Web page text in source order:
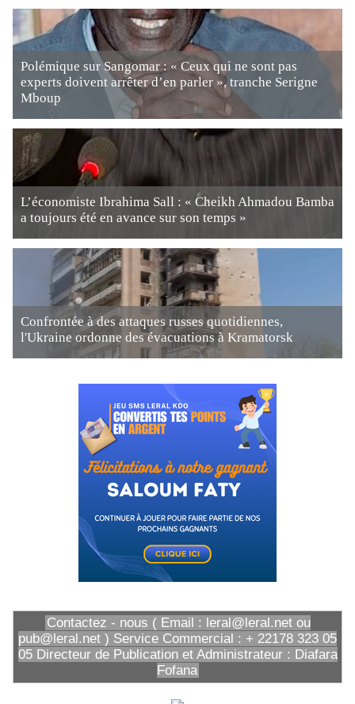
Polémique sur Sangomar : « Ceux qui ne sont pas
experts doivent arrêter d’en parler », tranche Serigne
Mboup
L’économiste Ibrahima Sall : « Cheikh Ahmadou Bamba
a toujours été en avance sur son temps »
Confrontée à des attaques russes quotidiennes,
l'Ukraine ordonne des évacuations à Kramatorsk
Contactez - nous ( Email : leral@leral.net ou
pub@leral.net ) Service Commercial : + 22178 323 05
05 Directeur de Publication et Administrateur : Diafara
Fofana